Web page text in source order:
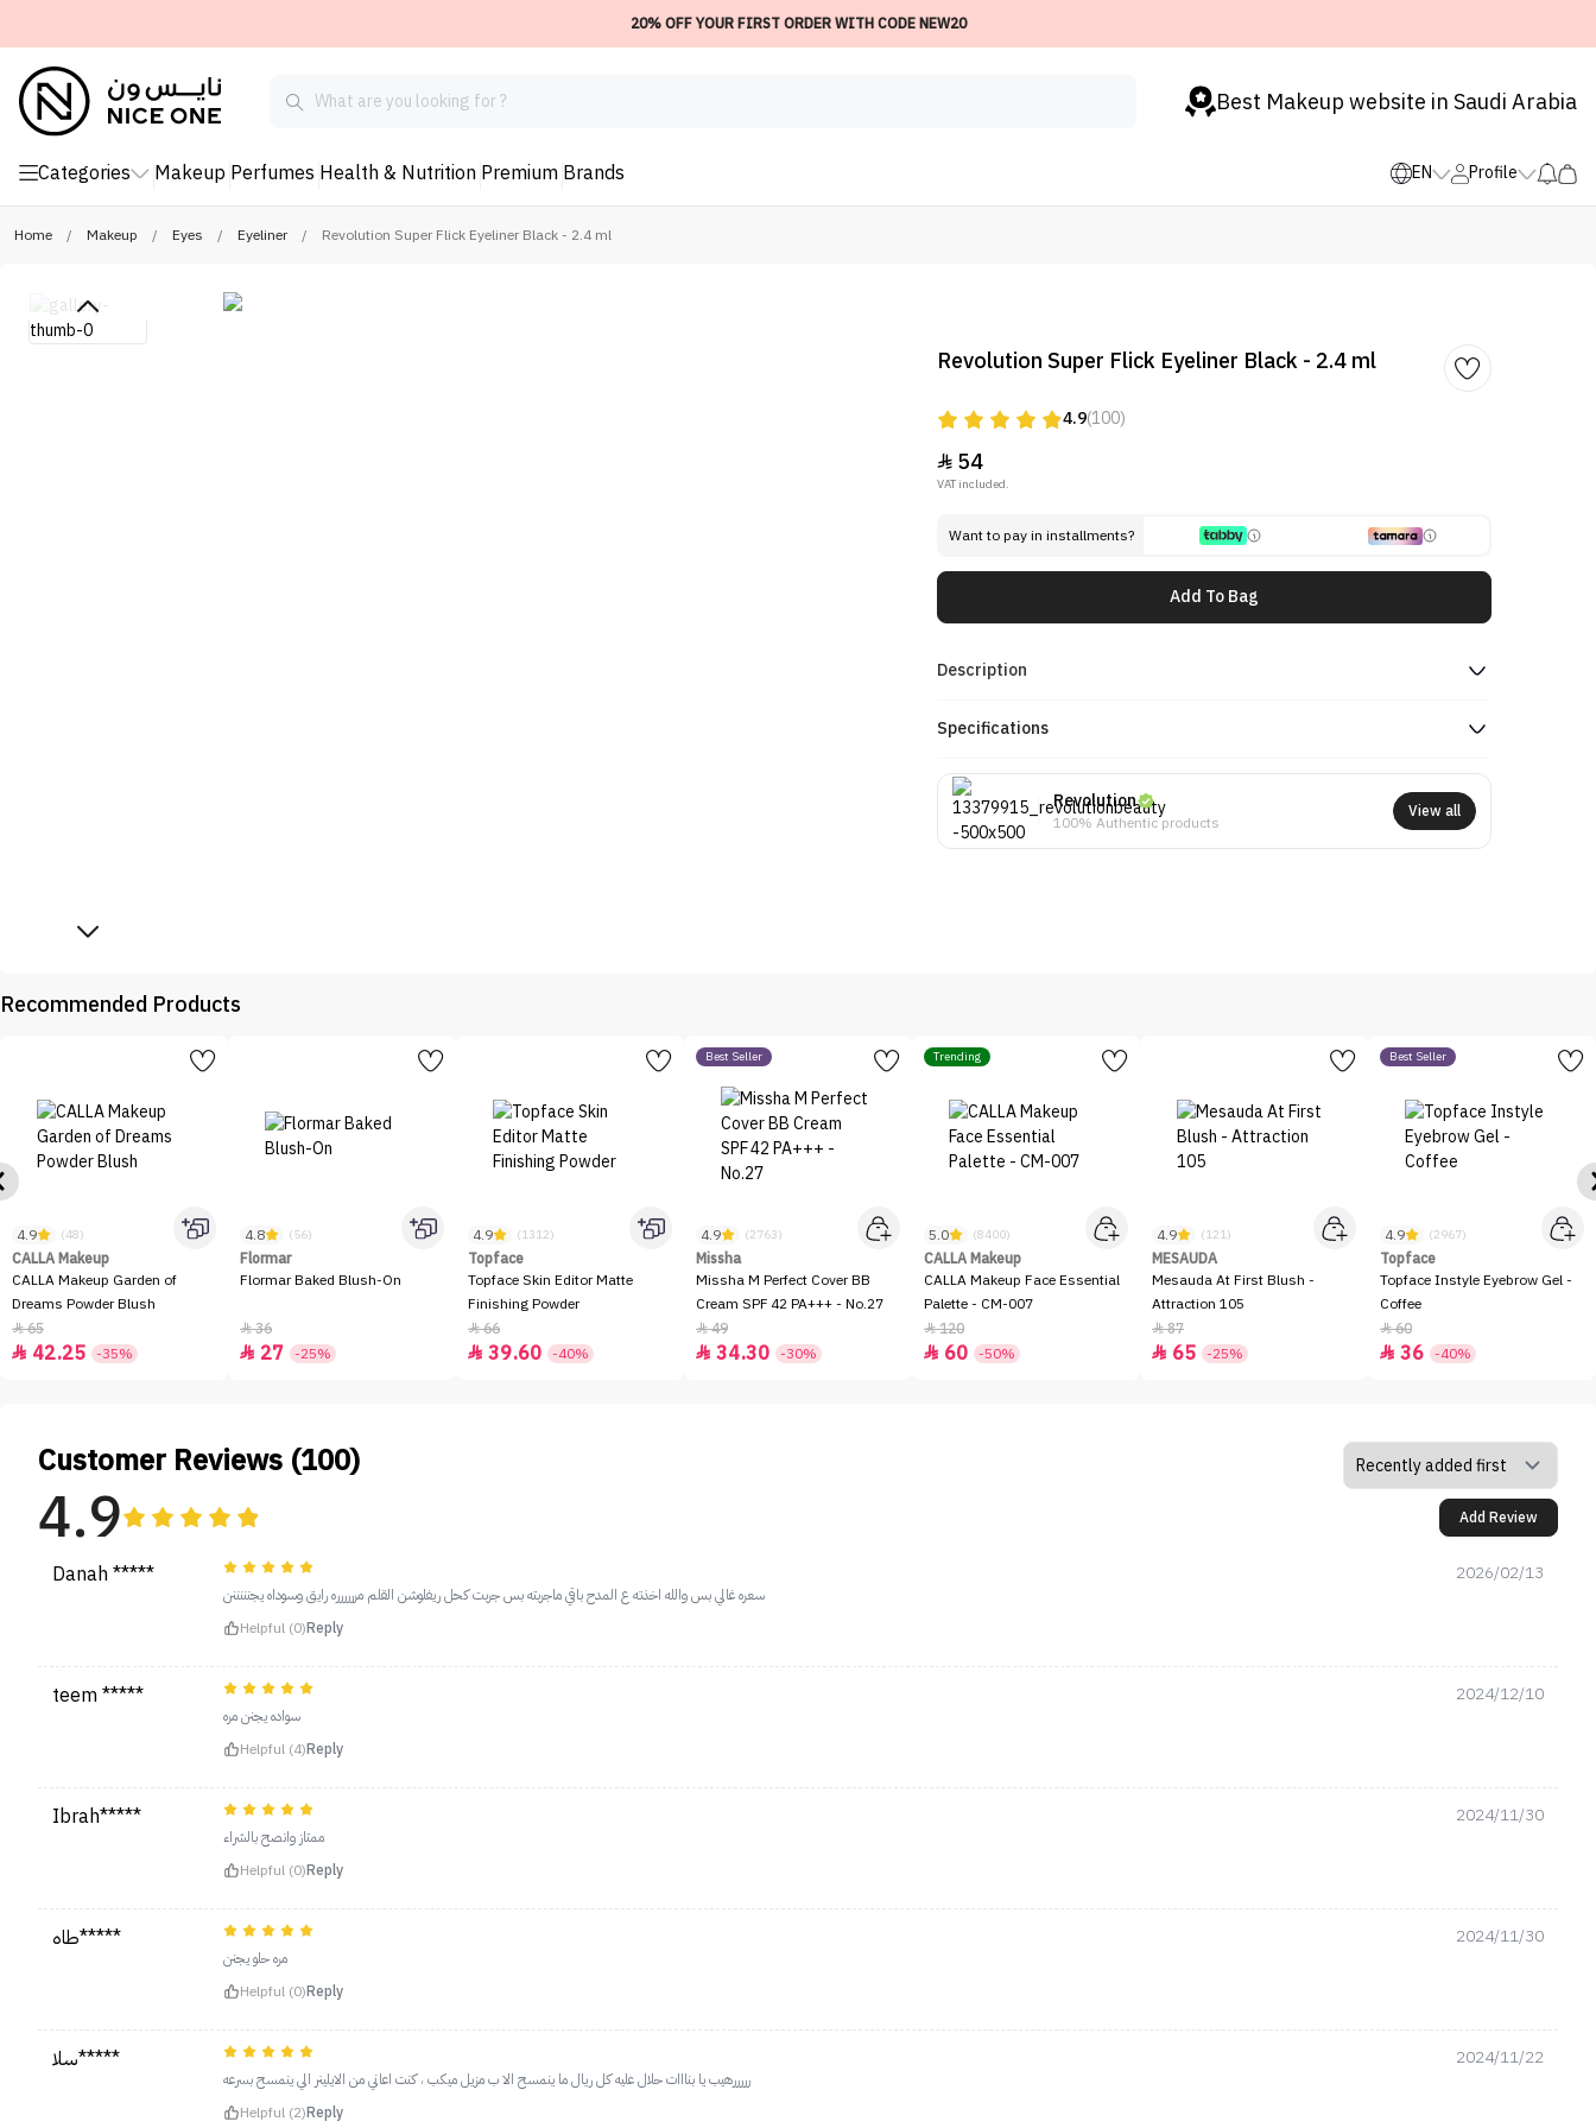
20% OFF YOUR FIRST ORDER WITH CODE NEW20
Best Makeup website in Saudi Arabia
Categories Makeup Perfumes Health & Nutrition Premium Brands EN Profile
Home / Makeup / Eyes / Eyeliner / Revolution Super Flick Eyeliner Black - 2.4 ml
Revolution Super Flick Eyeliner Black - 2.4 ml
4.9(100)
54
VAT included.
Want to pay in installments?
Add To Bag
Description
Specifications
Revolution
100% Authentic products
View all
Recommended Products
4.9 (48)
CALLA Makeup
CALLA Makeup Garden of
Dreams Powder Blush
65
 42.25 -35%
4.8 (56)
Flormar
Flormar Baked Blush-On
36
 27 -25%
4.9 (1312)
Topface
Topface Skin Editor Matte
Finishing Powder
66
 39.60 -40%
Best Seller
4.9 (2763)
Missha
Missha M Perfect Cover BB
Cream SPF 42 PA+++ - No.27
49
 34.30 -30%
Trending
5.0 (8400)
CALLA Makeup
CALLA Makeup Face Essential
Palette - CM-007
120
 60 -50%
4.9 (121)
MESAUDA
Mesauda At First Blush -
Attraction 105
87
 65 -25%
Best Seller
4.9 (2967)
Topface
Topface Instyle Eyebrow Gel -
Coffee
60
 36 -40%
Customer Reviews (100)
4.9 Add Review
Danah ***** 2026/02/13
سعره غالي بس والله اخذته ع المدح باقي ماجربته بس جربت كحل ريفلوشن القلم مرررررره رايق وسوداه يجنننننن
Helpful (0)Reply
teem ***** 2024/12/10
سواده يجنن مره
Helpful (4)Reply
Ibrah***** 2024/11/30
ممتاز وانصح بالشراء
Helpful (0)Reply
طاه***** 2024/11/30
مره حلو يجنن
Helpful (0)Reply
سلا***** 2024/11/22
رررررهيب يا بنااات حلال عليه كل ريال ما ينمسح الا ب مزيل ميكب ، كنت اعاني من الايلينر الي ينمسح بسرعه
Helpful (2)Reply